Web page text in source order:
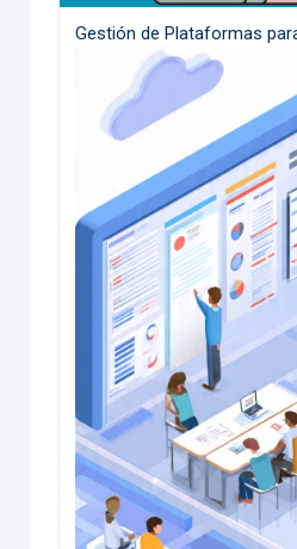
Gestión de Plataformas